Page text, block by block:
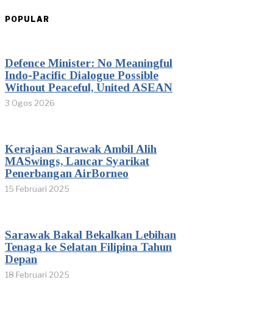
POPULAR
Defence Minister: No Meaningful
Indo-Pacific Dialogue Possible
Without Peaceful, United ASEAN
3 Ogos 2026
Kerajaan Sarawak Ambil Alih
MASwings, Lancar Syarikat
Penerbangan AirBorneo
15 Februari 2025
Sarawak Bakal Bekalkan Lebihan
Tenaga ke Selatan Filipina Tahun
Depan
18 Februari 2025